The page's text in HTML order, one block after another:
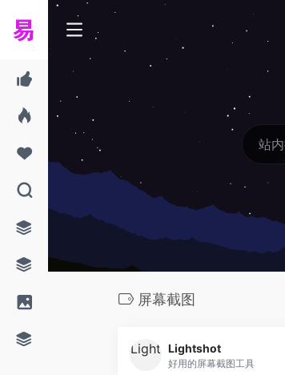
屏幕截图
Lightshot
好用的屏幕截图工具